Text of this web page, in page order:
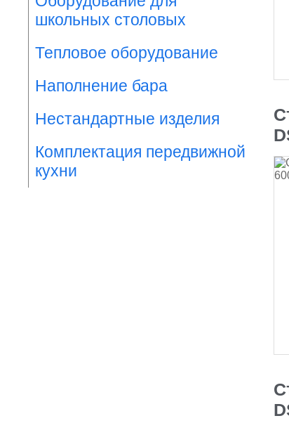
школьных столовых
Тепловое оборудование
Наполнение бара
Нестандартные изделия
Комплектация передвижной
кухни